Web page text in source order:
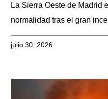
La Sierra Oeste de Madrid
normalidad tras el gran
julio 30, 2026